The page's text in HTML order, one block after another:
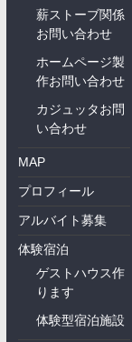
薪ストーブ関係
お問い合わせ
ホームページ製
作お問い合わせ
カジュッタお問
い合わせ
MAP
プロフィール
アルバイト募集
体験宿泊
ゲストハウス作
ります
体験型宿泊施設